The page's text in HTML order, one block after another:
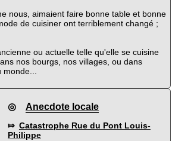
nous, aimaient faire bonne table et bonne
de cuisiner ont terriblement changé ;
ou actuelle telle qu'elle se cuisine
nos bourgs, nos villages, ou dans
◎ Anecdote locale
⤇ Catastrophe Rue du Pont Louis-
Philippe